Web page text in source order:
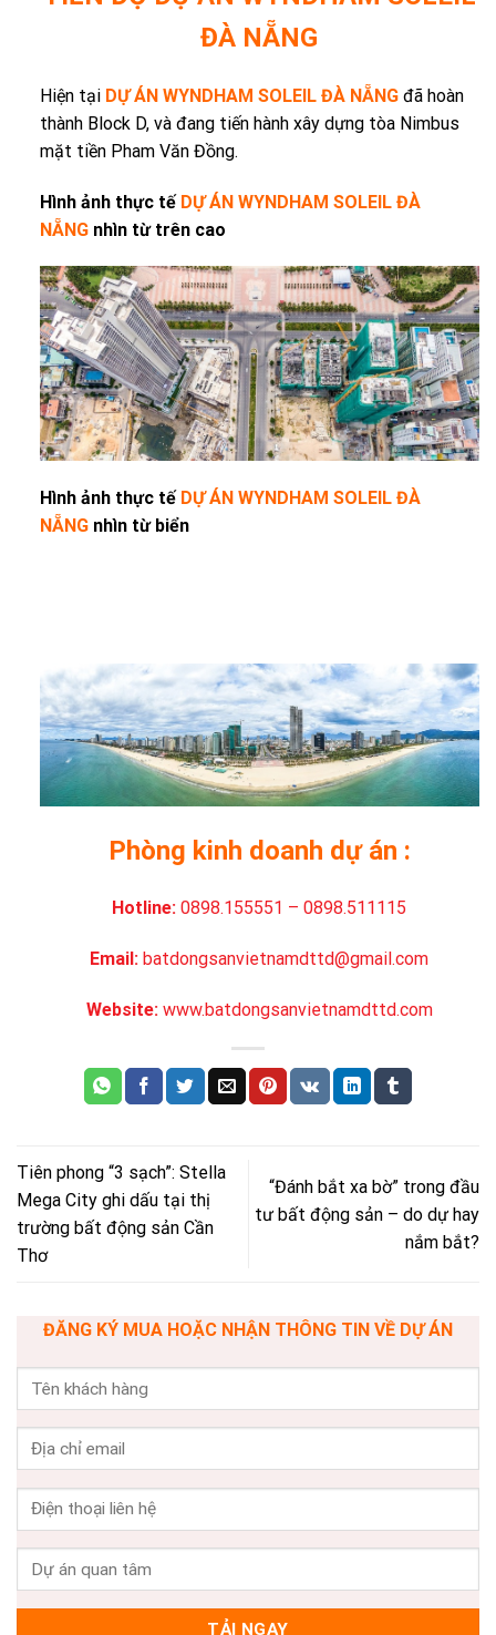
ĐÀ NẴNG
Hiện tại DỰ ÁN WYNDHAM SOLEIL ĐÀ NẴNGđã hoàn
thành Block D, và đang tiến hành xây dựng tòa Nimbus
mặt tiền Pham Văn Đồng.
Hình ảnh thực tế DỰ ÁN WYNDHAM SOLEIL ĐÀ
NẴNG nhìn từ trên cao
Hình ảnh thực tế DỰ ÁN WYNDHAM SOLEIL ĐÀ
NẴNG nhìn từ biển
Phòng kinh doanh dự án :
Hotline: 0898.155551 – 0898.511115
Email: batdongsanvietnamdttd@gmail.com
Website:www.batdongsanvietnamdttd.com
Tiên phong “3 sạch”: Stella
Mega City ghi dấu tại thị
trường bất động sản Cần
Thơ
“Đánh bắt xa bờ” trong đầu
tư bất động sản – do dự hay
nắm bắt?
ĐĂNG KÝ MUA HOẶC NHẬN THÔNG TIN VỀ DỰ ÁN